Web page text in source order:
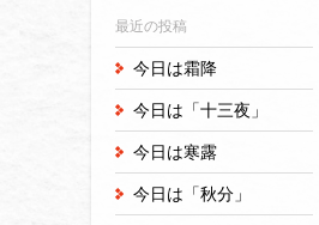
最近の投稿
今日は霜降
今日は「十三夜」
今日は寒露
今日は「秋分」